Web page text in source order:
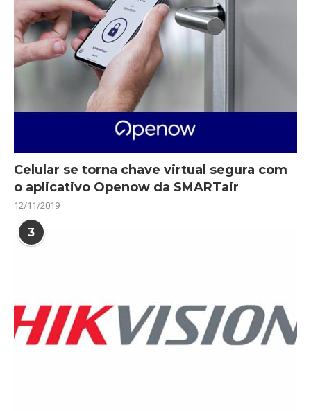
Celular se torna chave virtual segura com
o aplicativo Openow da SMARTair
12/11/2019
3